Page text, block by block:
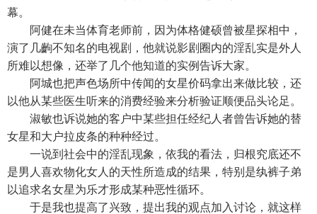
幕。
阿健在未当体育老师前，因为体格健硕曾被星探相中，
演了几齣不知名的电视剧，他就说影剧圈内的淫乱实是外人
所难以想像，还举了几个他知道的实例告诉大家。
阿城也把声色场所中传闻的女星价码拿出来做比较，还
以他从某些医生听来的消费经验来分析验证顺便品头论足。
淑敏也诉说她的客户中某些担任经纪人者曾告诉她的替
女星和大户拉皮条的种种经过。
一说到社会中的淫乱现象，依我的看法，归根究底还不
是男人喜欢物化女人的天性所造成的结果，特别是纨裤子弟
以追求名女星为乐才形成某种恶性循环。
于是我也提高了兴致，提出我的观点加入讨论，就这样